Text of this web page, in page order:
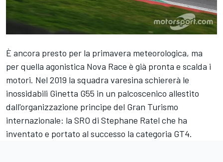
È ancora presto per la primavera meteorologica, ma
per quella agonistica Nova Race è già pronta e scalda i
motori. Nel 2019 la squadra varesina schiererà le
inossidabili Ginetta G55 in un palcoscenico allestito
dall'organizzazione principe del Gran Turismo
internazionale: la SRO di Stephane Ratel che ha
inventato e portato al successo la categoria GT4.